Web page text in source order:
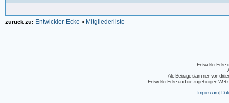
zurück zu: Entwickler-Ecke » Mitgliederliste
Entwickler-
Alle Beiträge stammen von
Entwickler-Ecke und die zugehörigen
Impressum|